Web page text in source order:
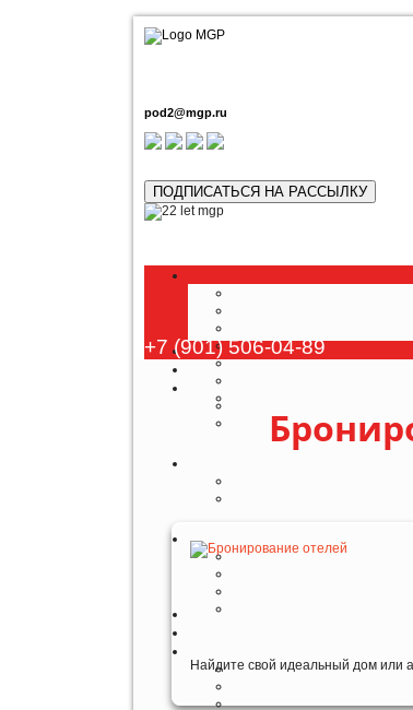
pod2@mgp.ru
ПОДПИСАТЬСЯ НА РАССЫЛКУ
+7 (901) 506-04-89
Найдите свой идеальный дом или